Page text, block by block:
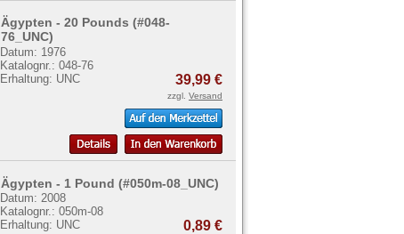
Ägypten - 20 Pounds (#048-
76_UNC)
Datum: 1976
Katalognr.: 048-76
Erhaltung: UNC
39,99 €
zzgl. Versand
Ägypten - 1 Pound (#050m-08_UNC)
Datum: 2008
Katalognr.: 050m-08
Erhaltung: UNC
0,89 €